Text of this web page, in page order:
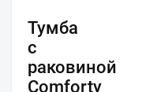
Тумба
с
раковиной
Comforty